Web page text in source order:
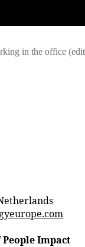
in the office
Impact